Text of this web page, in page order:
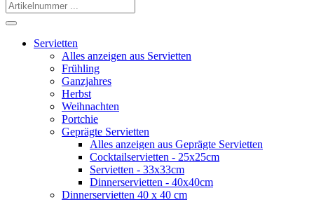
Servietten
Alles anzeigen aus Servietten
Frühling
Ganzjahres
Herbst
Weihnachten
Portchie
Geprägte Servietten
Alles anzeigen aus Geprägte Servietten
Cocktailservietten - 25x25cm
Servietten - 33x33cm
Dinnerservietten - 40x40cm
Dinnerservietten 40 x 40 cm